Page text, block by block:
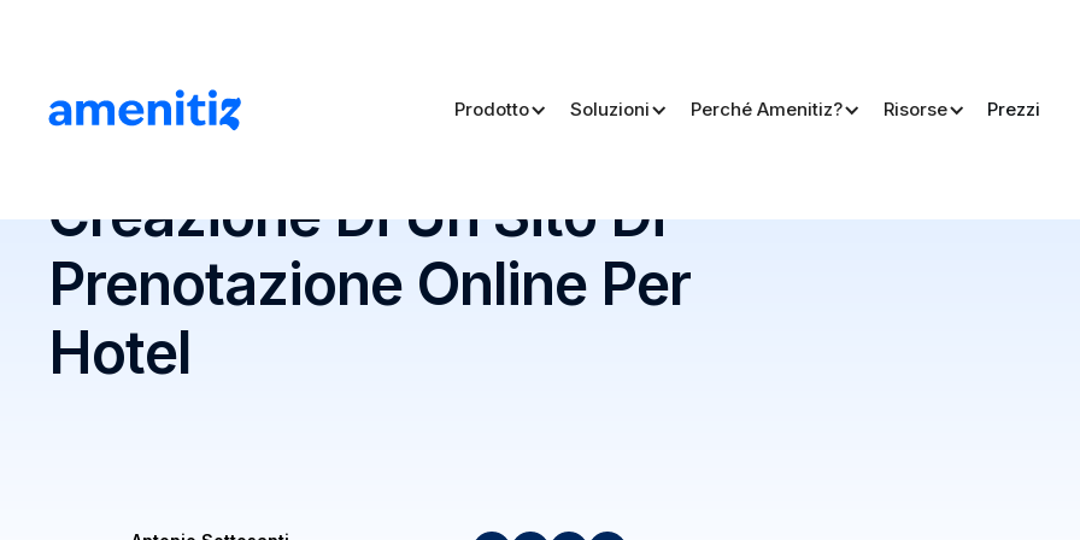
Prodotto Soluzioni Perché Amenitiz? Risorse Prezzi
Blog > Creazione Di Un Sito Di Prenotazione Online Per Hotel
Creazione Di Un Sito Di
Prenotazione Online Per
Hotel